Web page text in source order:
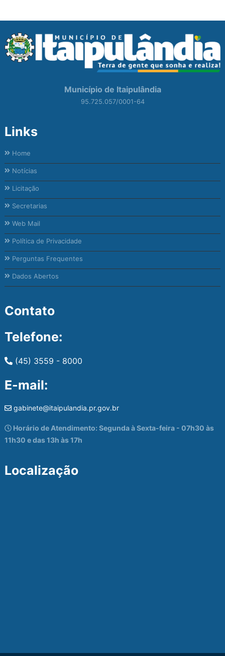
Município de Itaipulândia
95.725.057/0001-64
Links
Home
Notícias
Licitação
Secretarias
Web Mail
Política de Privacidade
Perguntas Frequentes
Dados Abertos
Contato
Telefone:
(45) 3559 - 8000
E-mail:
gabinete@itaipulandia.pr.gov.br
Horário de Atendimento: Segunda à Sexta-feira - 07h30 às
11h30 e das 13h às 17h
Localização